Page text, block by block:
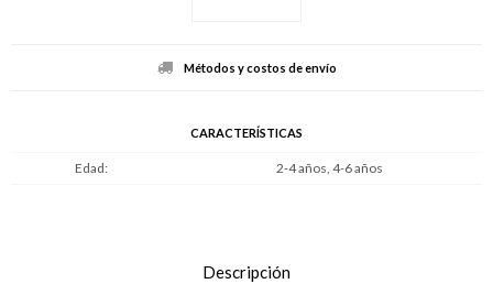
Métodos y costos de envío
CARACTERÍSTICAS
Edad 2-4 años, 4-6 años
Descripción